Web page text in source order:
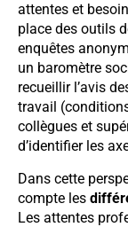
attentes et
place des outils
enquêtes
un baromètre
recueillir l’avis
travail
collègues et
d’identifier les
Dans cette
compte les
Les attentes